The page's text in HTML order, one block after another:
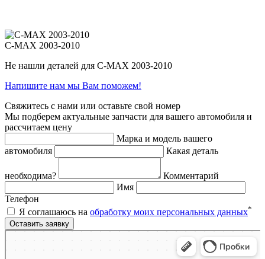
C-MAX 2003-2010
Не нашли деталей для C-MAX 2003-2010
Напишите нам мы Вам поможем!
Свяжитесь с нами или оставьте свой номер
Мы подберем актуальные запчасти для вашего автомобиля и
рассчитаем цену
Марка и модель вашего
автомобиля
Какая деталь
необходима?
Комментарий
Имя
Телефон
Я соглашаюсь на обработку моих персональных данных*
Яндекс.Карты — поиск мест и адресов, городской транспорт